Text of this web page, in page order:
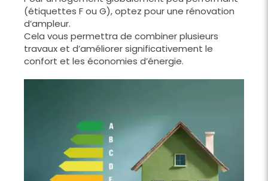
(étiquettes F ou G), optez pour une rénovation
d’ampleur.
Cela vous permettra de combiner plusieurs
travaux et d’améliorer significativement le
confort et les économies d’énergie.